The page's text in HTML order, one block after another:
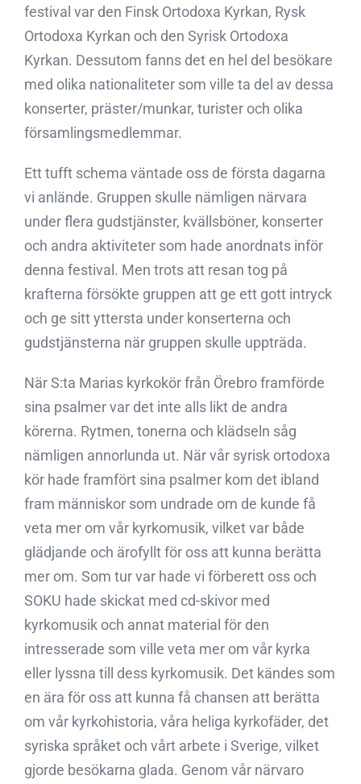
festival var den Finsk Ortodoxa Kyrkan, Rysk
Ortodoxa Kyrkan och den Syrisk Ortodoxa
Kyrkan. Dessutom fanns det en hel del besökare
med olika nationaliteter som ville ta del av dessa
konserter, präster/munkar, turister och olika
församlingsmedlemmar.
Ett tufft schema väntade oss de första dagarna
vi anlände. Gruppen skulle nämligen närvara
under flera gudstjänster, kvällsböner, konserter
och andra aktiviteter som hade anordnats inför
denna festival. Men trots att resan tog på
krafterna försökte gruppen att ge ett gott intryck
och ge sitt yttersta under konserterna och
gudstjänsterna när gruppen skulle uppträda.
När S:ta Marias kyrkokör från Örebro framförde
sina psalmer var det inte alls likt de andra
körerna. Rytmen, tonerna och klädseln såg
nämligen annorlunda ut. När vår syrisk ortodoxa
kör hade framfört sina psalmer kom det ibland
fram människor som undrade om de kunde få
veta mer om vår kyrkomusik, vilket var både
glädjande och ärofyllt för oss att kunna berätta
mer om. Som tur var hade vi förberett oss och
SOKU hade skickat med cd-skivor med
kyrkomusik och annat material för den
intresserade som ville veta mer om vår kyrka
eller lyssna till dess kyrkomusik. Det kändes som
en ära för oss att kunna få chansen att berätta
om vår kyrkohistoria, våra heliga kyrkofäder, det
syriska språket och vårt arbete i Sverige, vilket
gjorde besökarna glada. Genom vår närvaro